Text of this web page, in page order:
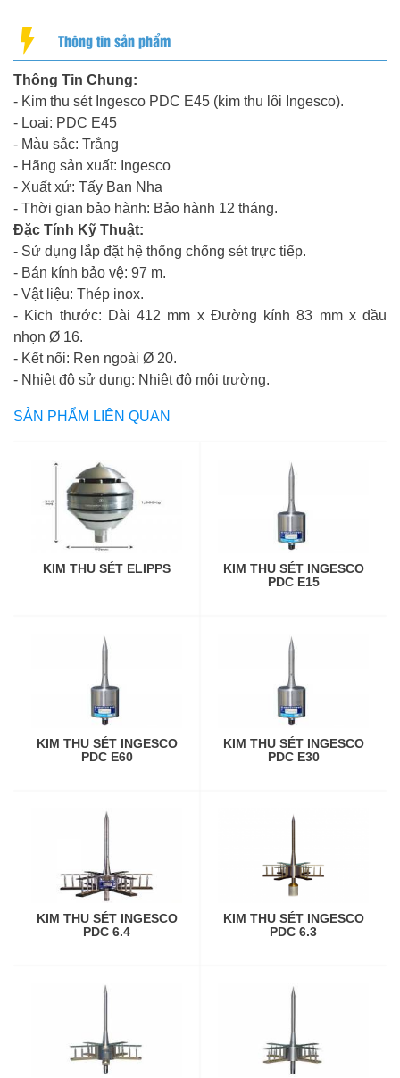
Thông tin sản phẩm
Thông Tin Chung:
- Kim thu sét Ingesco PDC E45 (kim thu lôi Ingesco).
- Loại: PDC E45
- Màu sắc: Trắng
- Hãng sản xuất: Ingesco
- Xuất xứ: Tấy Ban Nha
- Thời gian bảo hành: Bảo hành 12 tháng.
Đặc Tính Kỹ Thuật:
- Sử dụng lắp đặt hệ thống chống sét trực tiếp.
- Bán kính bảo vệ: 97 m.
- Vật liệu: Thép inox.
- Kich thước: Dài 412 mm x Đường kính 83 mm x đầu
nhọn Ø 16.
- Kết nối: Ren ngoài Ø 20.
- Nhiệt độ sử dụng: Nhiệt độ môi trường.
SẢN PHẨM LIÊN QUAN
KIM THU SÉT ELIPPS
KIM THU SÉT INGESCO
PDC E15
KIM THU SÉT INGESCO
PDC E60
KIM THU SÉT INGESCO
PDC E30
KIM THU SÉT INGESCO
PDC 6.4
KIM THU SÉT INGESCO
PDC 6.3